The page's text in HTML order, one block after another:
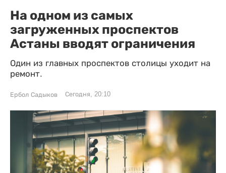
На одном из самых
загруженных проспектов
Астаны вводят ограничения
Один из главных проспектов столицы уходит на
ремонт.
Ербол Садыков Сегодня, 20:10